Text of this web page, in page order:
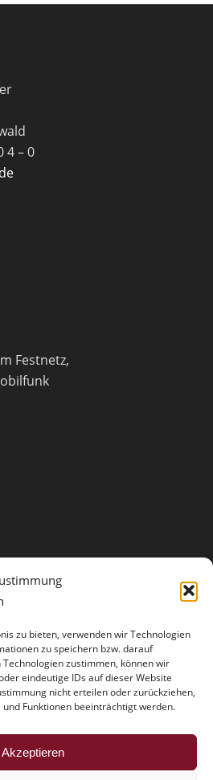
zu bieten, verwenden wir Technologien
zu speichern bzw. darauf
zustimmen, können wir
eindeutige IDs auf dieser Website
nicht erteilen oder zurückziehen,
Funktionen beeinträchtigt werden.
Akzeptieren
4 – 0
Festnetz,
Vollmacht